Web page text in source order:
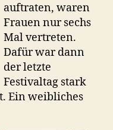
auftraten, waren
Frauen nur sechs
Mal vertreten.
Dafür war dann
der letzte
Festivaltag stark
Ein weibliches